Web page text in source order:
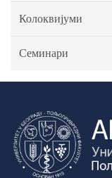
Колоквијуми
Семинари